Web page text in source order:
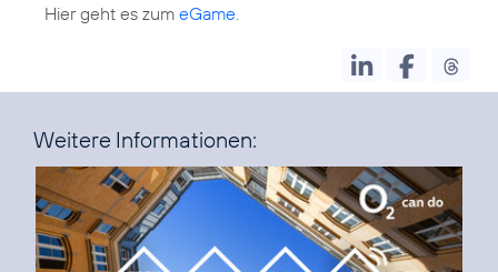
Hier geht es zum eGame.
Weitere Informationen: